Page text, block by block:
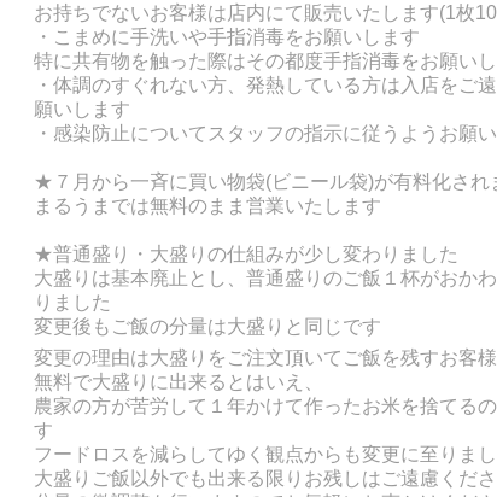
お持ちでないお客様は店内にて販売いたします(1枚
・こまめに手洗いや手指消毒をお願いします
特に共有物を触った際はその都度手指消毒をお願い
・体調のすぐれない方、発熱している方は入店をご
願いします
・感染防止についてスタッフの指示に従うようお願
★７月から一斉に買い物袋(ビニール袋)が有料化され
まるうまでは無料のまま営業いたします
★普通盛り・大盛りの仕組みが少し変わりました
大盛りは基本廃止とし、普通盛りのご飯１杯がおか
りました
変更後もご飯の分量は大盛りと同じです
変更の理由は大盛りをご注文頂いてご飯を残すお客
無料で大盛りに出来るとはいえ、
農家の方が苦労して１年かけて作ったお米を捨てる
す
フードロスを減らしてゆく観点からも変更に至りま
大盛りご飯以外でも出来る限りお残しはご遠慮くだ